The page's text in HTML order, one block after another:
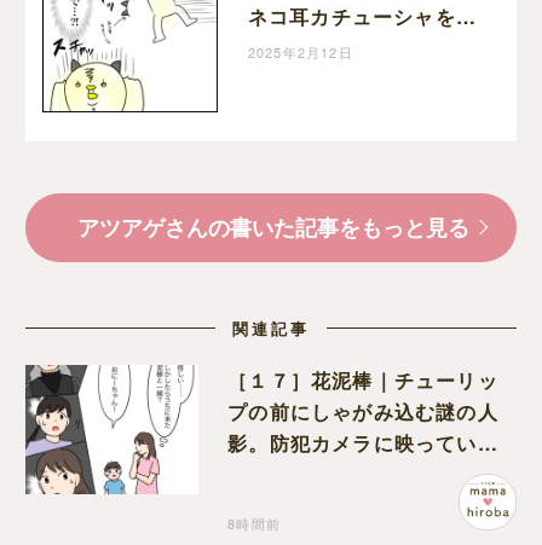
ネコ耳カチューシャを着
けて褒められようとする
2025年2月12日
アツアゲさんの書いた記事をもっと見る
関連記事
［１７］花泥棒｜チューリッ
プの前にしゃがみ込む謎の人
影。防犯カメラに映っていた
8時間前